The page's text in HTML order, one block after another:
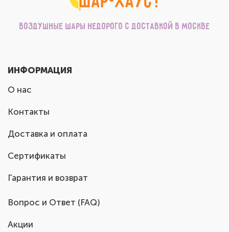
Воздушные шары недорого с доставкой в Москве
ИНФОРМАЦИЯ
О нас
Контакты
Доставка и оплата
Сертификаты
Гарантия и возврат
Вопрос и Ответ (FAQ)
Акции